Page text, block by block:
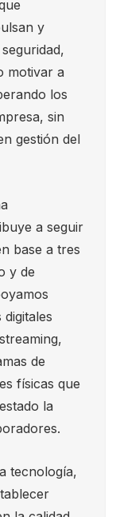
y
motivar a
los
sin
gestión del
a seguir
base a tres
y de
de
físicas que
la
tecnología,